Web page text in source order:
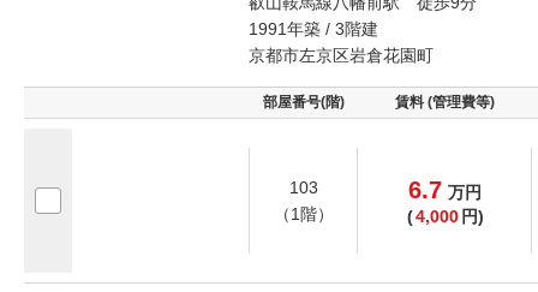
1991年築 / 3階建
京都市左京区岩倉花園町
部屋番号(階) 賃料 (管理費等)
103
（1階）
6.7 万円
(4,000 円)